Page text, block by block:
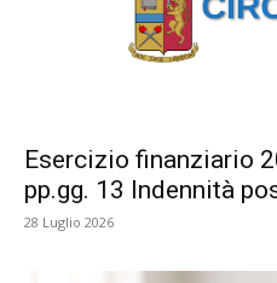
Esercizio finanziario
pp.gg. 13 Indennità
28 Luglio 2026